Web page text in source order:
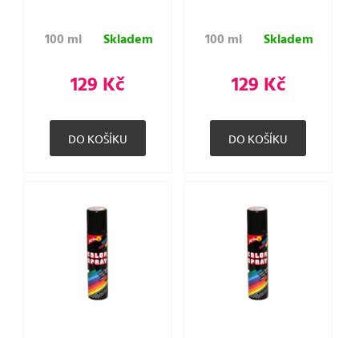
100 ml Skladem
129 Kč
100 ml Skladem
129 Kč